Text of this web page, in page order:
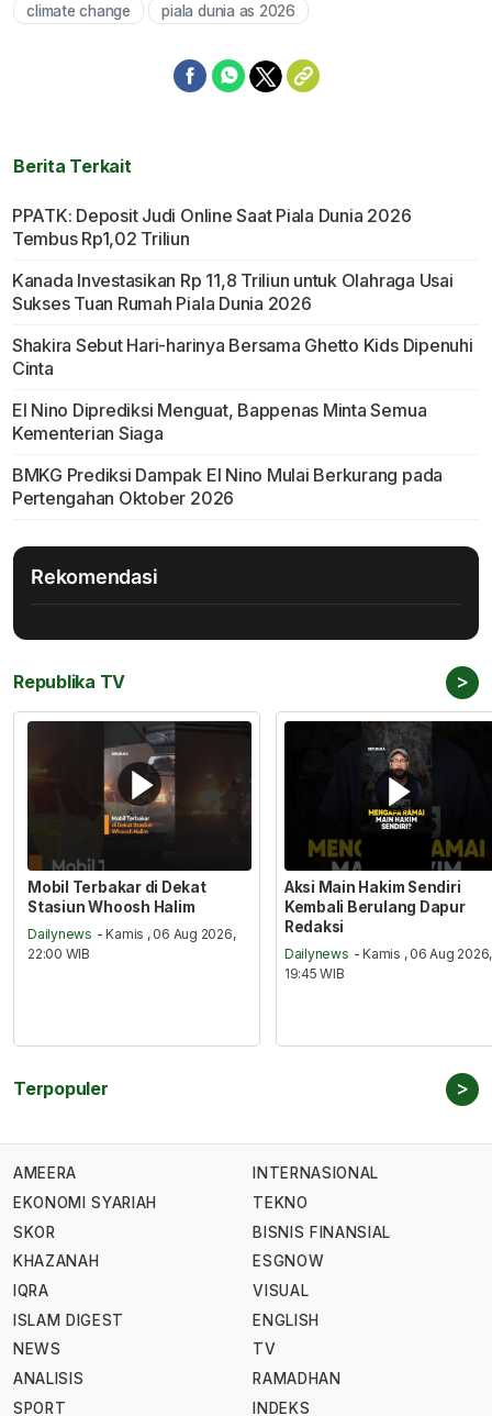
climate change piala dunia as 2026
Berita Terkait
PPATK: Deposit Judi Online Saat Piala Dunia 2026
Tembus Rp1,02 Triliun
Kanada Investasikan Rp 11,8 Triliun untuk Olahraga Usai
Sukses Tuan Rumah Piala Dunia 2026
Shakira Sebut Hari-harinya Bersama Ghetto Kids Dipenuhi
Cinta
El Nino Diprediksi Menguat, Bappenas Minta Semua
Kementerian Siaga
BMKG Prediksi Dampak El Nino Mulai Berkurang pada
Pertengahan Oktober 2026
Rekomendasi
Republika TV >
Mobil Terbakar di Dekat
Stasiun Whoosh Halim
Dailynews - Kamis , 06 Aug 2026,
22:00 WIB
Aksi Main Hakim Sendiri
Kembali Berulang Dapur
Redaksi
Dailynews - Kamis , 06 Aug 2026,
19:45 WIB
Terpopuler >
AMEERA
EKONOMI SYARIAH
SKOR
KHAZANAH
IQRA
ISLAM DIGEST
NEWS
ANALISIS
SPORT
INTERNASIONAL
TEKNO
BISNIS FINANSIAL
ESGNOW
VISUAL
ENGLISH
TV
RAMADHAN
INDEKS